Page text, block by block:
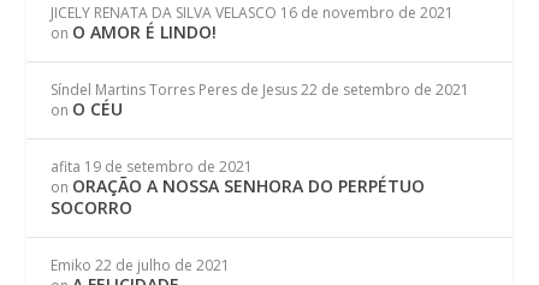
JICELY RENATA DA SILVA VELASCO 16 de novembro de 2021
on O AMOR É LINDO!
Síndel Martins Torres Peres de Jesus 22 de setembro de 2021
on O CÉU
afita 19 de setembro de 2021
on ORAÇÃO A NOSSA SENHORA DO PERPÉTUO
SOCORRO
Emiko 22 de julho de 2021